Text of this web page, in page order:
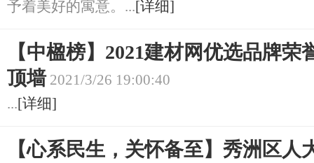
予着美好的寓意。...[详细]
【中楹榜】2021建材网优选品牌
顶墙 2021/3/26 19:00:40
...[详细]
【心系民生，关怀备至】秀洲区人